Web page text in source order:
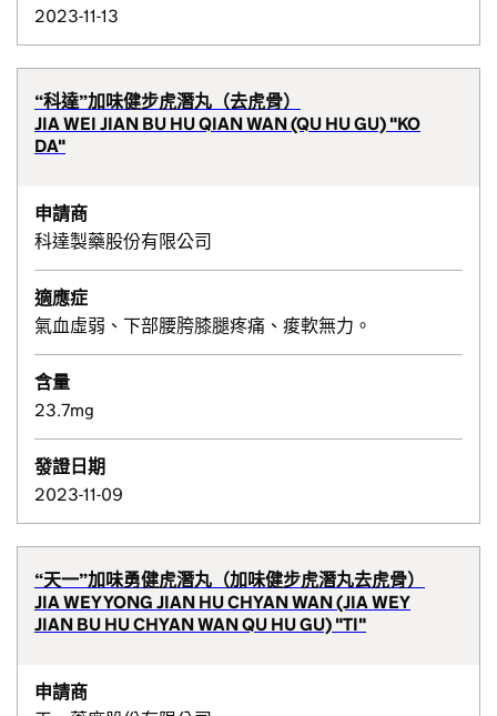
2023-11-13
“科達”加味健步虎潛丸（去虎骨）
JIA WEI JIAN BU HU QIAN WAN (QU HU GU) "KO
DA"
申請商
科達製藥股份有限公司
適應症
氣血虛弱、下部腰胯膝腿疼痛、痠軟無力。
含量
23.7mg
發證日期
2023-11-09
“天一”加味勇健虎潛丸（加味健步虎潛丸去虎骨）
JIA WEY YONG JIAN HU CHYAN WAN (JIA WEY
JIAN BU HU CHYAN WAN QU HU GU) "TI"
申請商